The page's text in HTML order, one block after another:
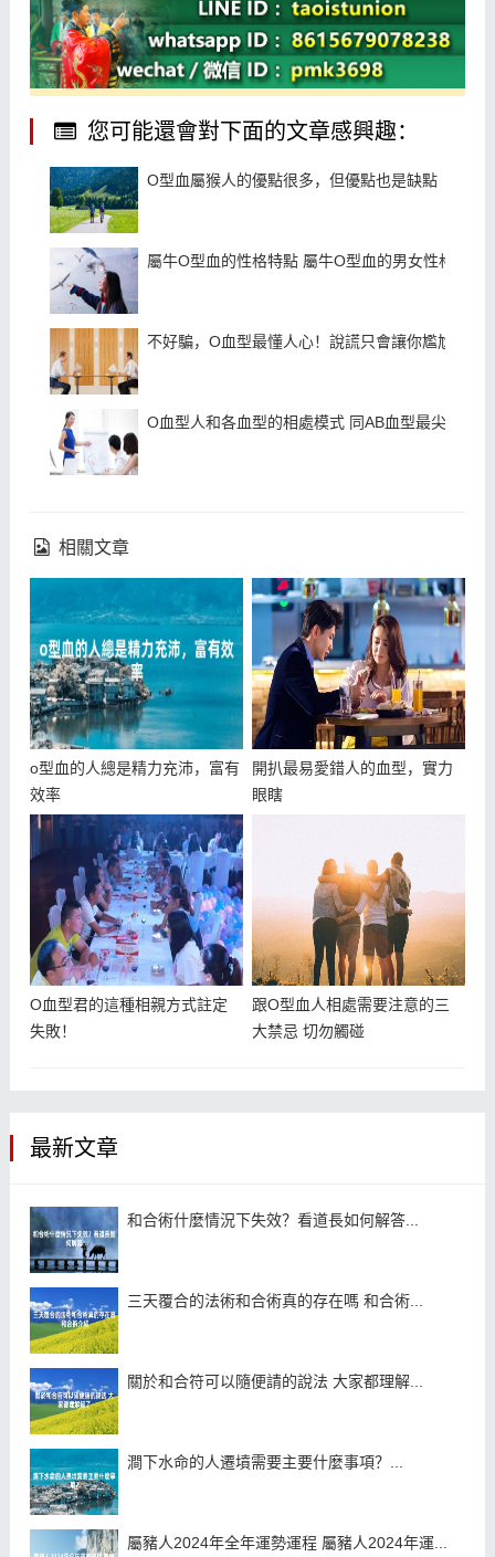
您可能還會對下面的文章感興趣：
O型血屬猴人的優點很多，但優點也是缺點
屬牛O型血的性格特點 屬牛O型血的男女性格特點
不好騙，O血型最懂人心！說謊只會讓你尷尬
O血型人和各血型的相處模式 同AB血型最尖銳
相關文章
o型血的人總是精力充沛，富有
效率
開扒最易愛錯人的血型，實力
眼瞎
O血型君的這種相親方式註定
失敗！
跟O型血人相處需要注意的三
大禁忌 切勿觸碰
最新文章
和合術什麼情況下失效？看道長如何解答...
三天覆合的法術和合術真的存在嗎 和合術...
關於和合符可以隨便請的說法 大家都理解...
澗下水命的人遷墳需要主要什麼事項？...
屬豬人2024年全年運勢運程 屬豬人2024年運...